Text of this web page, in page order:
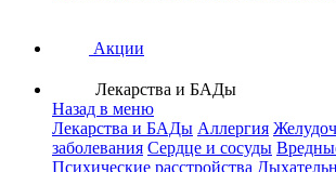
Акции
Лекарства и БАДы
Назад в меню
Лекарства и БАДы Аллергия
заболевания Сердце и сосуды
Психические расстройства